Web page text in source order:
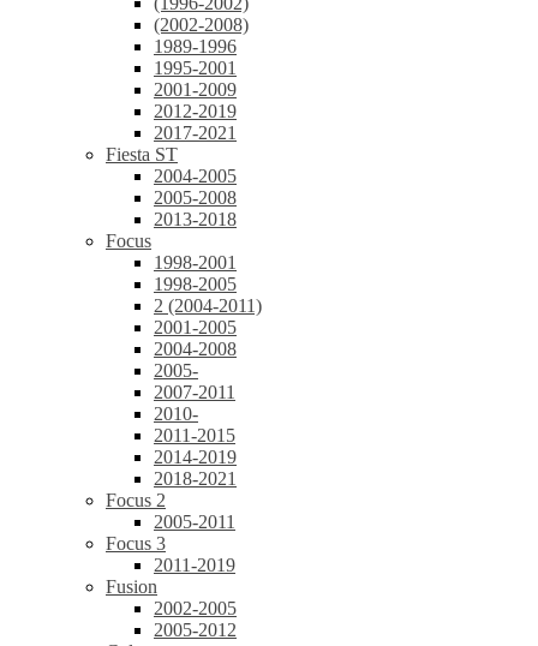
(2002-2008)
1989-1996
1995-2001
2001-2009
2012-2019
2017-2021
Fiesta ST
2004-2005
2005-2008
2013-2018
Focus
1998-2001
1998-2005
2 (2004-2011)
2001-2005
2004-2008
2005-
2007-2011
2010-
2011-2015
2014-2019
2018-2021
Focus 2
2005-2011
Focus 3
2011-2019
Fusion
2002-2005
2005-2012